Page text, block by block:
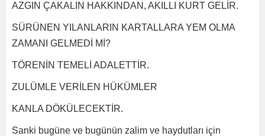
AZGIN ÇAKALIN HAKKINDAN, AKILLI KURT GELİR.
SÜRÜNEN YILANLARIN KARTALLARA YEM OLMA
ZAMANI GELMEDİ Mİ?
TÖRENİN TEMELİ ADALETTİR.
ZULÜMLE VERİLEN HÜKÜMLER
KANLA DÖKÜLECEKTİR.
Sanki bugüne ve bugünün zalim ve haydutları için